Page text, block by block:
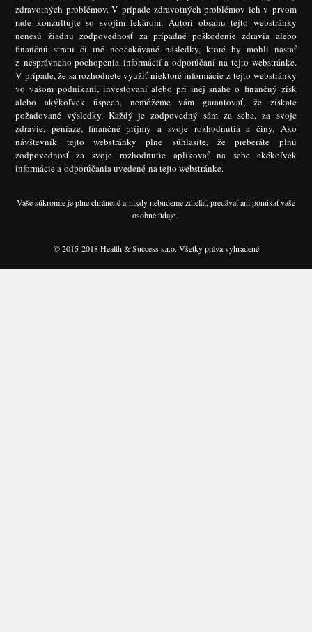
zdravotných problémov. V prípade zdravotných problémov ich v prvom
rade konzultujte so svojim lekárom. Autori obsahu tejto webstránky
nenesú žiadnu zodpovednosť za prípadné poškodenie zdravia alebo
finančnú stratu či iné neočakávané následky, ktoré by mohli nastať
z nesprávneho pochopenia informácií a odporúčaní na tejto webstránke.
V prípade, že sa rozhodnete využiť niektoré informácie z tejto webstránky
vo vašom podnikaní, investovaní alebo pri inej snahe o finančný zisk
alebo akýkoľvek úspech, nemôžeme vám garantovať, že získate
požadované výsledky. Každý je zodpovedný sám za seba, za svoje
zdravie, peniaze, finančné príjmy a svoje rozhodnutia a činy. Ako
návštevník tejto webstránky plne súhlasíte, že preberáte plnú
zodpovednosť za svoje rozhodnutie aplikovať na sebe akékoľvek
informácie a odporúčania uvedené na tejto webstránke.
Vaše súkromie je plne chránené a nikdy nebudeme zdieľať, predávať ani ponúkať vaše
osobné údaje.
© 2015-2018 Health & Success s.r.o. Všetky práva vyhradené